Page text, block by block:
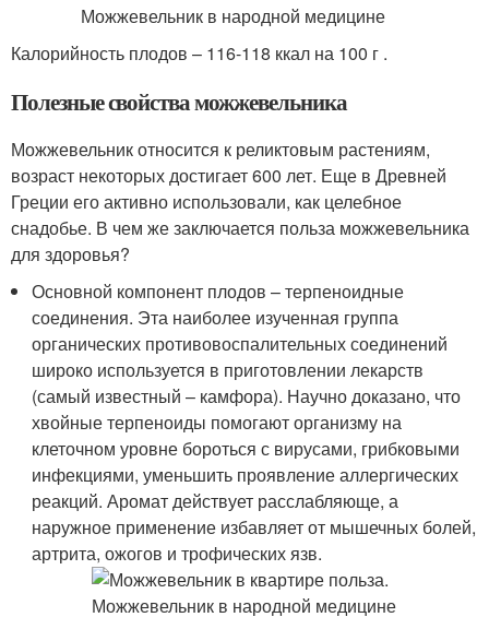
Калорийность плодов – 116-118 ккал на 100 г .
Полезные свойства можжевельника
Можжевельник относится к реликтовым растениям,
возраст некоторых достигает 600 лет. Еще в Древней
Греции его активно использовали, как целебное
снадобье. В чем же заключается польза можжевельника
для здоровья?
Основной компонент плодов – терпеноидные
соединения. Эта наиболее изученная группа
органических противовоспалительных соединений
широко используется в приготовлении лекарств
(самый известный – камфора). Научно доказано, что
хвойные терпеноиды помогают организму на
клеточном уровне бороться с вирусами, грибковыми
инфекциями, уменьшить проявление аллергических
реакций. Аромат действует расслабляюще, а
наружное применение избавляет от мышечных болей,
артрита, ожогов и трофических язв.